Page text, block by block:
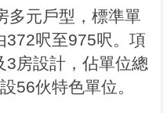
多元戶型，標準單
372呎至975呎。項
3房設計，佔單位總
56伙特色單位。